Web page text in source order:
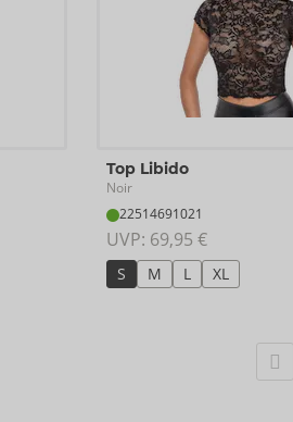
Top Libido
Noir
22514691021
UVP: 69,95 €
S M L XL